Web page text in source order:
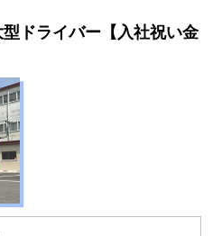
ドライバー【入社祝い金